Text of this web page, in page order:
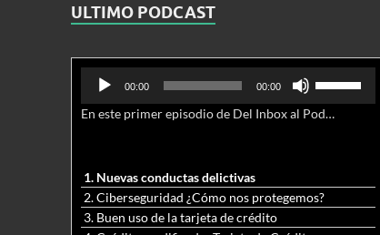
ULTIMO PODCAST
Reproductor
audio
00:00 00:00
teclas
para
aumentar
o
En este primer episodio de Del Inbox al Podcast, analizamos junto al abogado Jonathan Brown las nuevas conductas delictivas cibernéticas y la necesidad de hacer modificaciones al Código Penal.
1. Nuevas conductas delictivas
2. Ciberseguridad ¿Cómo nos protegemos?
3. Buen uso de la tarjeta de crédito